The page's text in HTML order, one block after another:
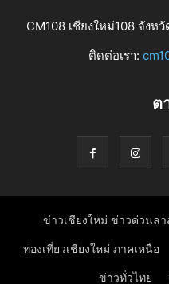
CM108 เชียงใหม่108 จังห
ติดต่อเรา:
ต
ข่าวเชียงใหม่ ข่าวด่วนล่
ท่องเที่ยวเชียงใหม่ ภาคเหนือ
ข่าวทั่วไทย